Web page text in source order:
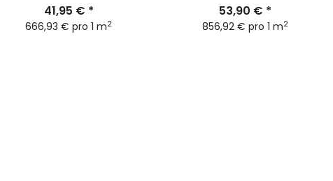
41,95 € *
666,93 € pro 1 m2
53,90 € *
856,92 € pro 1 m2